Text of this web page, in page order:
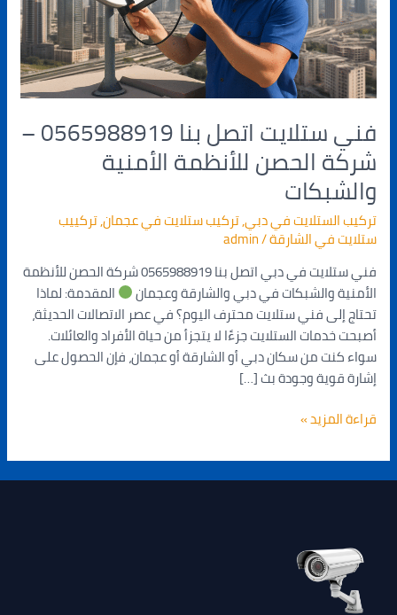
فني ستلايت اتصل بنا 0565988919 –
شركة الحصن للأنظمة الأمنية
والشبكات
تركيب الستلايت في دبي,تركيب ستلايت في عجمان,تركييب
ستلايت في الشارقة/
admin
فني ستلايت في دبي اتصل بنا 0565988919 شركة الحصن للأنظمة
الأمنية والشبكات في دبي والشارقة وعجمان
المقدمة: لماذا
تحتاج إلى فني ستلايت محترف اليوم؟ في عصر الاتصالات الحديثة،
أصبحت خدمات الستلايت جزءًا لا يتجزأ من حياة الأفراد والعائلات.
سواء كنت من سكان دبي أو الشارقة أو عجمان، فإن الحصول على
إشارة قوية وجودة بث […]
الحصن
للأنظمة
الأمنية
والشبكات
قراءة المزيد »